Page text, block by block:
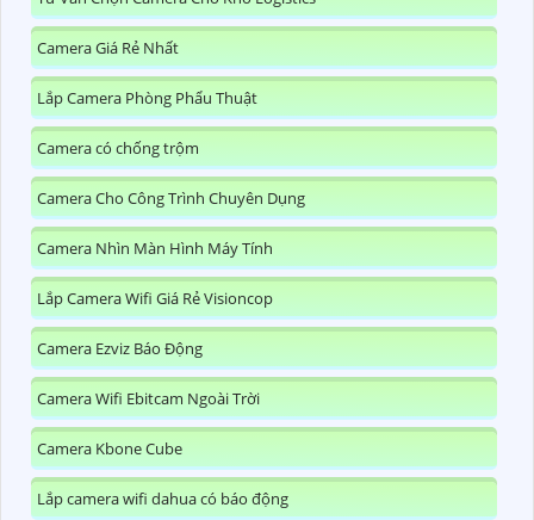
Camera Giá Rẻ Nhất
Lắp Camera Phòng Phẩu Thuật
Camera có chống trộm
Camera Cho Công Trình Chuyên Dụng
Camera Nhìn Màn Hình Máy Tính
Lắp Camera Wifi Giá Rẻ Visioncop
Camera Ezviz Báo Động
Camera Wifi Ebitcam Ngoài Trời
Camera Kbone Cube
Lắp camera wifi dahua có báo động